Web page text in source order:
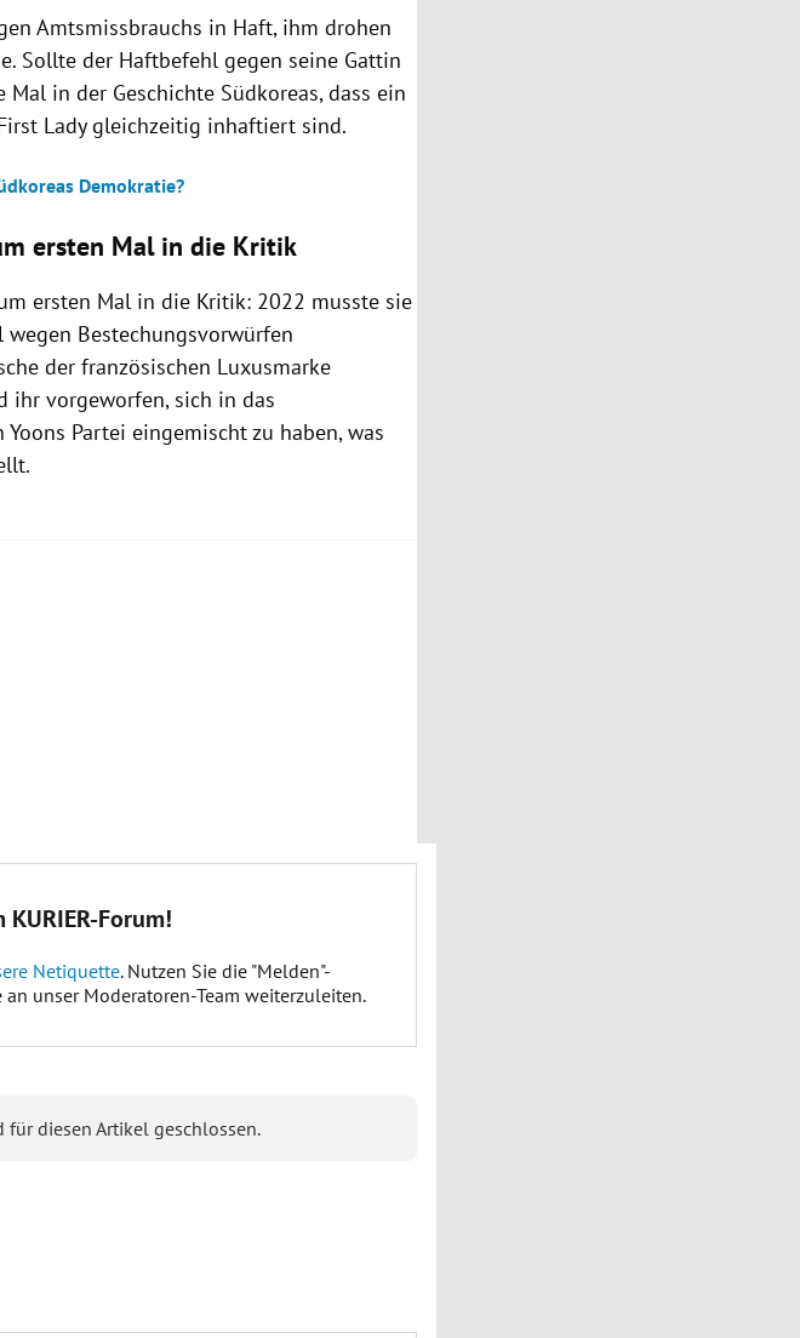
Amtsmissbrauchs in Haft, ihm drohen
Sollte der Haftbefehl gegen seine Gattin
in der Geschichte Südkoreas, dass ein
Lady gleichzeitig inhaftiert sind.
Demokratie?
ersten Mal in die Kritik
ersten Mal in die Kritik: 2022 musste sie
wegen Bestechungsvorwürfen
der französischen Luxusmarke
ihr vorgeworfen, sich in das
Partei eingemischt zu haben, was